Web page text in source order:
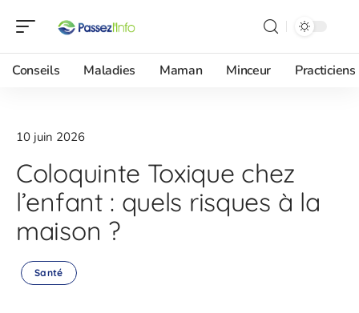
Conseils Maladies Maman Minceur Practiciens
10 juin 2026
Coloquinte Toxique chez
l’enfant : quels risques à la
maison ?
Santé